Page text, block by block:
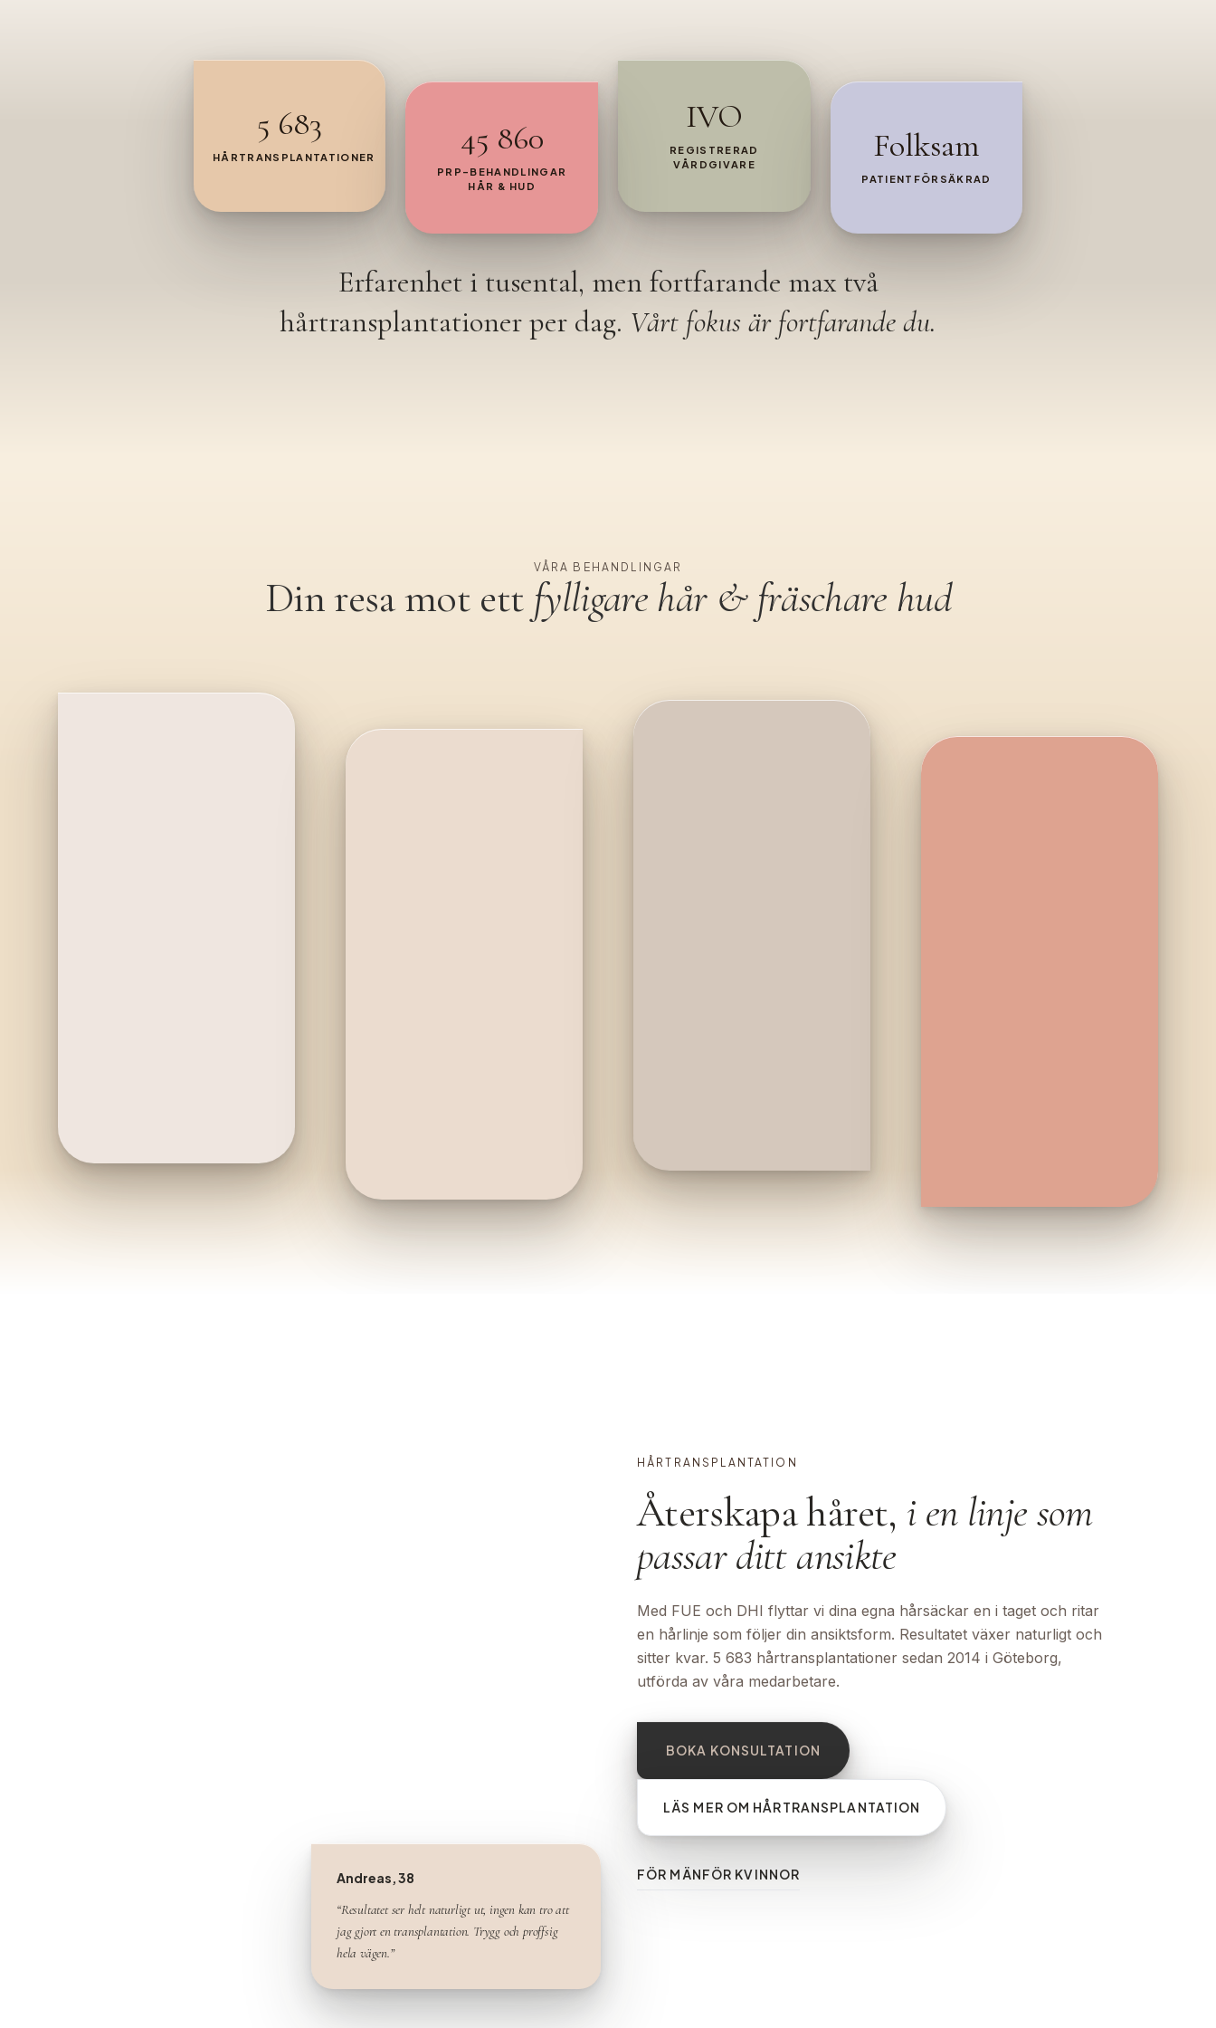
5 683
HÅRTRANSPLANTATIONER 45 860
PRP-BEHANDLINGAR
HÅR & HUD
IVO
REGISTRERAD
VÅRDGIVARE
Folksam
PATIENTFÖRSÄKRAD
Erfarenhet i tusental, men fortfarande max två
hårtransplantationer per dag. Vårt fokus är fortfarande du.
VÅRA BEHANDLINGAR
Din resa mot ett fylligare hår & fräschare hud
PRP
Andreas, 38
“Resultatet ser helt naturligt ut, ingen kan tro att
jag gjort en transplantation. Trygg och proffsig
hela vägen.”
HÅRTRANSPLANTATION
Återskapa håret, i en linje som
passar ditt ansikte
Med FUE och DHI flyttar vi dina egna hårsäckar en i taget och ritar
en hårlinje som följer din ansiktsform. Resultatet växer naturligt och
sitter kvar. 5 683 hårtransplantationer sedan 2014 i Göteborg,
utförda av våra medarbetare.
BOKA KONSULTATION
LÄS MER OM HÅRTRANSPLANTATION
FÖR MÄNFÖR KVINNOR